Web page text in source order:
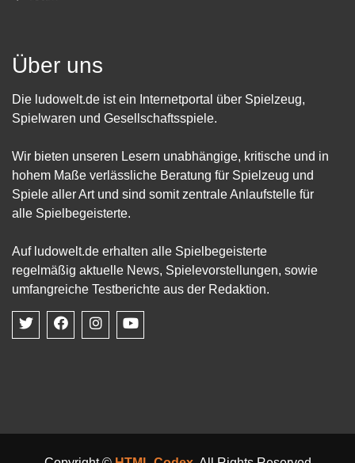
Über uns
Die ludowelt.de ist ein Internetportal über Spielzeug,
Spielwaren und Gesellschaftsspiele.
Wir bieten unseren Lesern unabhängige, kritische und in
hohem Maße verlässliche Beratung für Spielzeug und
Spiele aller Art und sind somit zentrale Anlaufstelle für
alle Spielbegeisterte.
Auf ludowelt.de erhalten alle Spielbegeisterte
regelmäßig aktuelle News, Spielevorstellungen, sowie
umfangreiche Testberichte aus der Redaktion.